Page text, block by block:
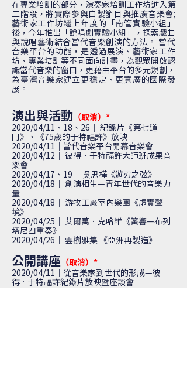
在專業培訓的部分，演奏家培訓工作坊進入第
二階段，將實際參與自製節目與推廣音樂會;
藝術家工作坊繼上年度的「南管實驗小組」
後，今年推出「說唱劇實驗小組」，探索戲曲
與說唱藝術結合當代音樂創演的方法。 當代
音樂平台的功能，是透過展演、藝術家工作
坊、專業培訓等不同面向計畫，為觀眾開啟認
識當代音樂的窗口，更藉由平台的多元規劃，
為臺灣音樂家建立更穩定、更寬廣的國際發
展。
演出與活動 （取消）*
2020/04/11、18、26｜
紀錄片《第七道
門》、《75歲的于特福許》放映
2020/04/11｜ 當代音樂平台開幕音樂會
2020/04/12｜ 彼得．于特福許大師班成果音
樂會
2020/04/17、19｜ 吳思樺《遊刃之弦》
2020/04/18｜ 創演相生—青年世代的音樂力
量
2020/04/18｜
游牧工廠室內樂團《虛實聲
境》
2020/04/25｜
艾爾萬．克哈維《簧響—布列
塔尼四重奏》
2020/04/26｜
雲樹雅集 《亞洲再製造》
公開講座 （取消）*
2020/04/11｜ 從音樂家到世代的形成—彼
得‧于特福許紀錄片放映暨座談會